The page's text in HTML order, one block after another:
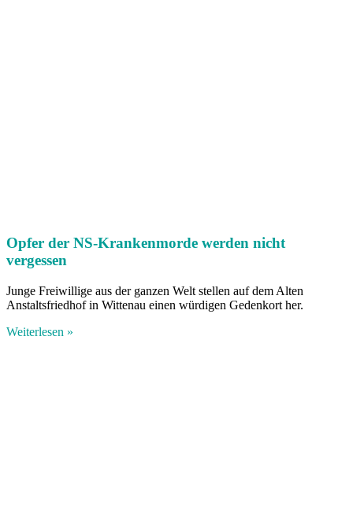
Opfer der NS-Krankenmorde werden nicht
vergessen
Junge Freiwillige aus der ganzen Welt stellen auf dem Alten
Anstaltsfriedhof in Wittenau einen würdigen Gedenkort her.
Weiterlesen »